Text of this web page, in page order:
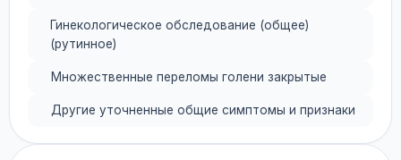
Гинекологическое обследование (общее)
(рутинное)
Множественные переломы голени закрытые
Другие уточненные общие симптомы и признаки